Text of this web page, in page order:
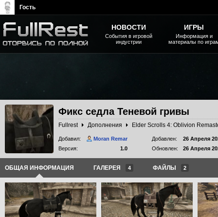
Фикс седла Теневой гривы
Fullrest Дополнения Elder Scrolls 4: Oblivion
Добавил:
Moran Remar
Версия:
1.0
Добавлен:
26 Апреля
Обновлен:
26 Апреля
ОБЩАЯ ИНФОРМАЦИЯ ГАЛЕРЕЯ 4 ФАЙЛЫ 2
НОВОСТИ
События в игровой
индустрии
ИГРЫ
Информация и
материалы по
Гость